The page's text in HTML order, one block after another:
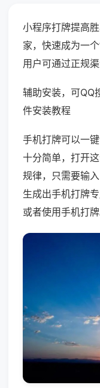
小程序打牌提高
家，快速成为一
用户可通过正规渠
辅助安装，可
件安装教程
手机打牌可以一
十分简单，打开
规律，只需要输
生成出手机打牌
或者使用手机打